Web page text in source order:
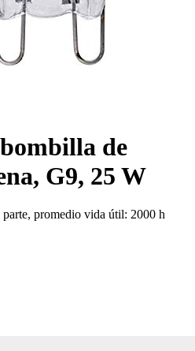
de
G9, 25 W
promedio vida útil: 2000 h